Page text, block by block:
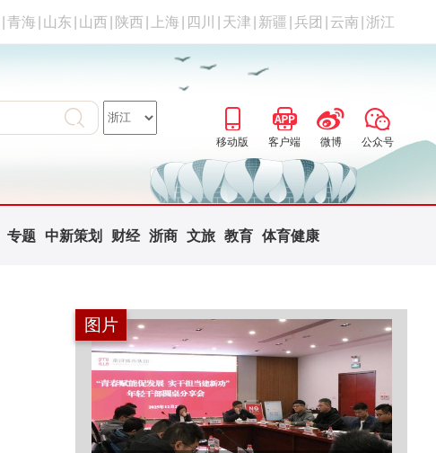
青海 山东 山西 陕西 上海 四川 天津 新疆 兵团 云南 浙江
移动版 客户端 微博 公众号
专题 中新策划 财经 浙商 文旅 教育 体育健康
图片